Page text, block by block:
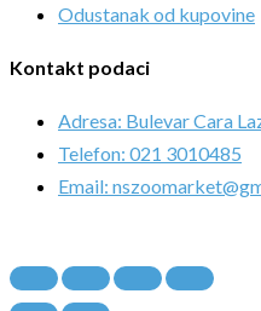
Odustanak od kupovine
Kontakt podaci
Adresa: Bulevar Cara
Telefon: 021 3010485
Email: